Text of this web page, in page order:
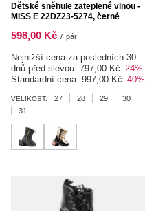
Dětské sněhule zateplené vlnou -
MISS E 22DZ23-5274, černé
598,00 Kč / pár
Nejnižší cena za posledních 30
dnů před slevou: 797,00 Kč -24%
Standardní cena: 997,00 Kč -40%
VELIKOST: 27 28 29
30
31